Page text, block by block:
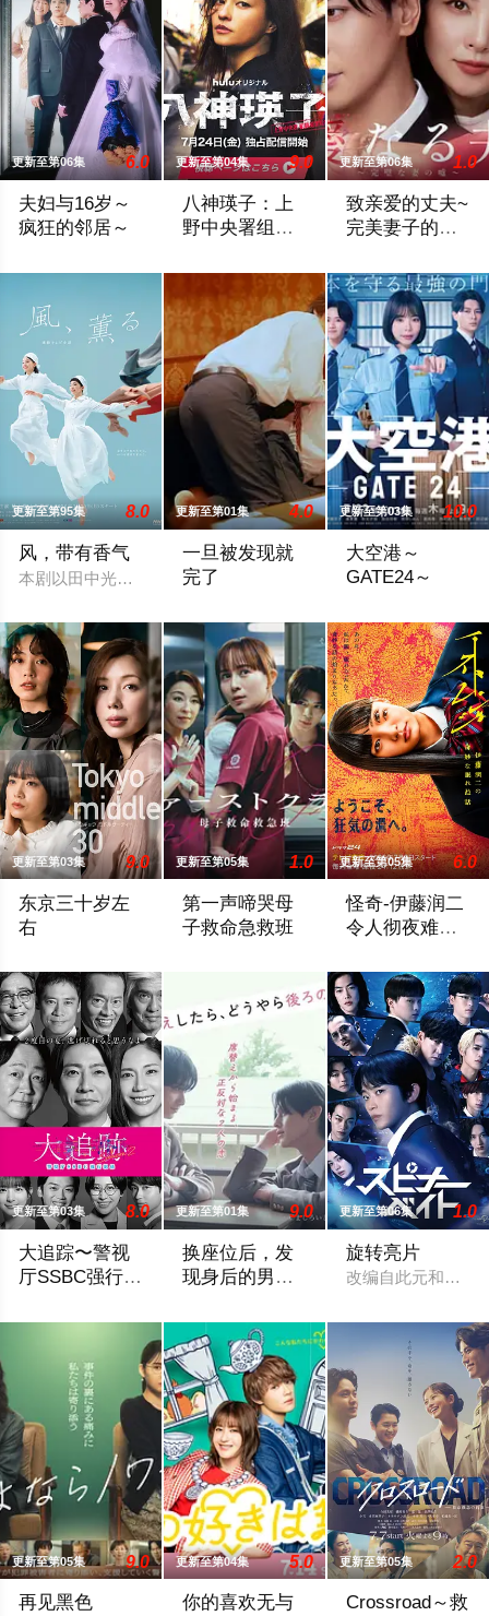
更新至第06集 6.0
夫妇与16岁～
疯狂的邻居～
更新至第04集 9.0
八神瑛子：上
野中央署组织
更新至第06集 1.0
致亲爱的丈夫~
完美妻子的谎
更新至第95集 8.0
风，带有香气
本剧以田中光著作《明治的南丁格尔 大关和物语》为原案，取
更新至第01集 4.0
一旦被发现就
完了
更新至第03集 10.0
大空港～
GATE24～
更新至第03集 9.0
东京三十岁左
右
更新至第05集 1.0
第一声啼哭母
子救命急救班
更新至第05集 6.0
怪奇-伊藤润二
令人彻夜难眠
更新至第03集 8.0
大追踪〜警视
厅SSBC强行犯
更新至第01集 9.0
换座位后，发
现身后的男生
更新至第06集 1.0
旋转亮片
改编自此元和津也
更新至第05集 9.0
再见黑色
更新至第04集 5.0
你的喜欢无与
更新至第05集 2.0
Crossroad～救